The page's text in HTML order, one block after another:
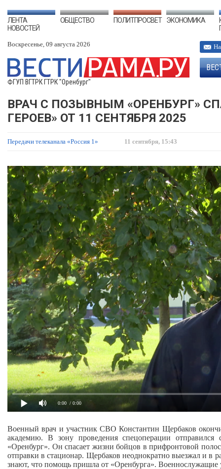
ЛЕНТА
НОВОСТЕЙ
ОБЩЕСТВО ПОЛИТПРОСВЕТ ЭКОНОМИКА
Воскресенье, 09 августа 2026
ФГУП ВГТРК ГТРК "Оренбург"
ВРАЧ С ПОЗЫВНЫМ «ОРЕНБУРГ»
ГЕРОЕВ» ОТ 11 СЕНТЯБРЯ 2025
Передачи телеканала «Россия 1» 11 сентября, 15:43
0:00 / 0:00
Военный врач и участник СВО Константин Щербаков
академию. В зону проведения спецоперации
«Оренбург». Он спасает жизни бойцов в прифронтовой
отправки в стационар. Щербаков неоднократно выезжал и в
знают, что помощь пришла от «Оренбурга». Военнослужащие